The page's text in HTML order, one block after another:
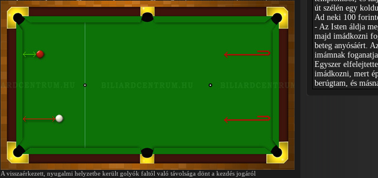
A visszaérkezett, nyugalmi helyzetbe került golyók faltól való távolsága dönt a kezdés jogáról